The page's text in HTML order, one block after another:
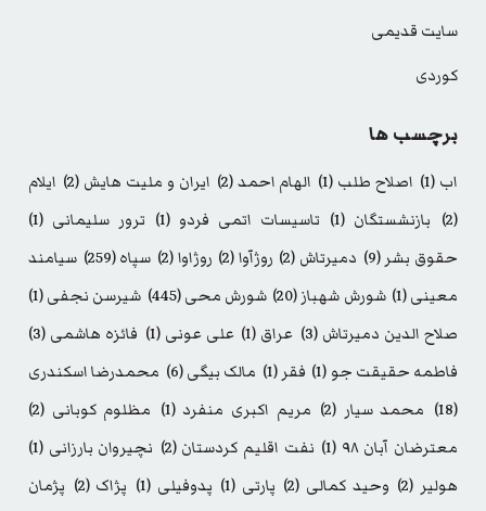
سایت قدیمی
کوردی
برچسب ها
اب (1) اصلاح طلب (1) الهام احمد(2) ایران و ملیت هایش (2)
ایلام
(2)
بازنشستگان (1) تاسیسات اتمی فردو (1) ترور سلیمانی (1)
حقوق بشر (9) دمیرتاش (2) روژآوا(2) روژاوا(2) سپاه(259)
سیامند
معینی(1) شورش شهباز(20) شورش محی(445) شیرسن نجفی(1)
صلاح الدین دمیرتاش (3) عراق (1) علی عونی (1) فائزه هاشمی (3)
فاطمه حقیقت جو (1) فقر (1) مالک بیگی(6)
محمدرضا اسکندری
(18)
محمد سیار (2) مریم اکبری منفرد (1) مظلوم کوبانی (2)
معترضان آبان ۹۸
(1) نفت اقلیم کردستان (2) نچیروان بارزانی (1)
هولیر (2) وحید کمالی (2) پارتی (1) پدوفیلی (1) پژاک (2)
پژمان